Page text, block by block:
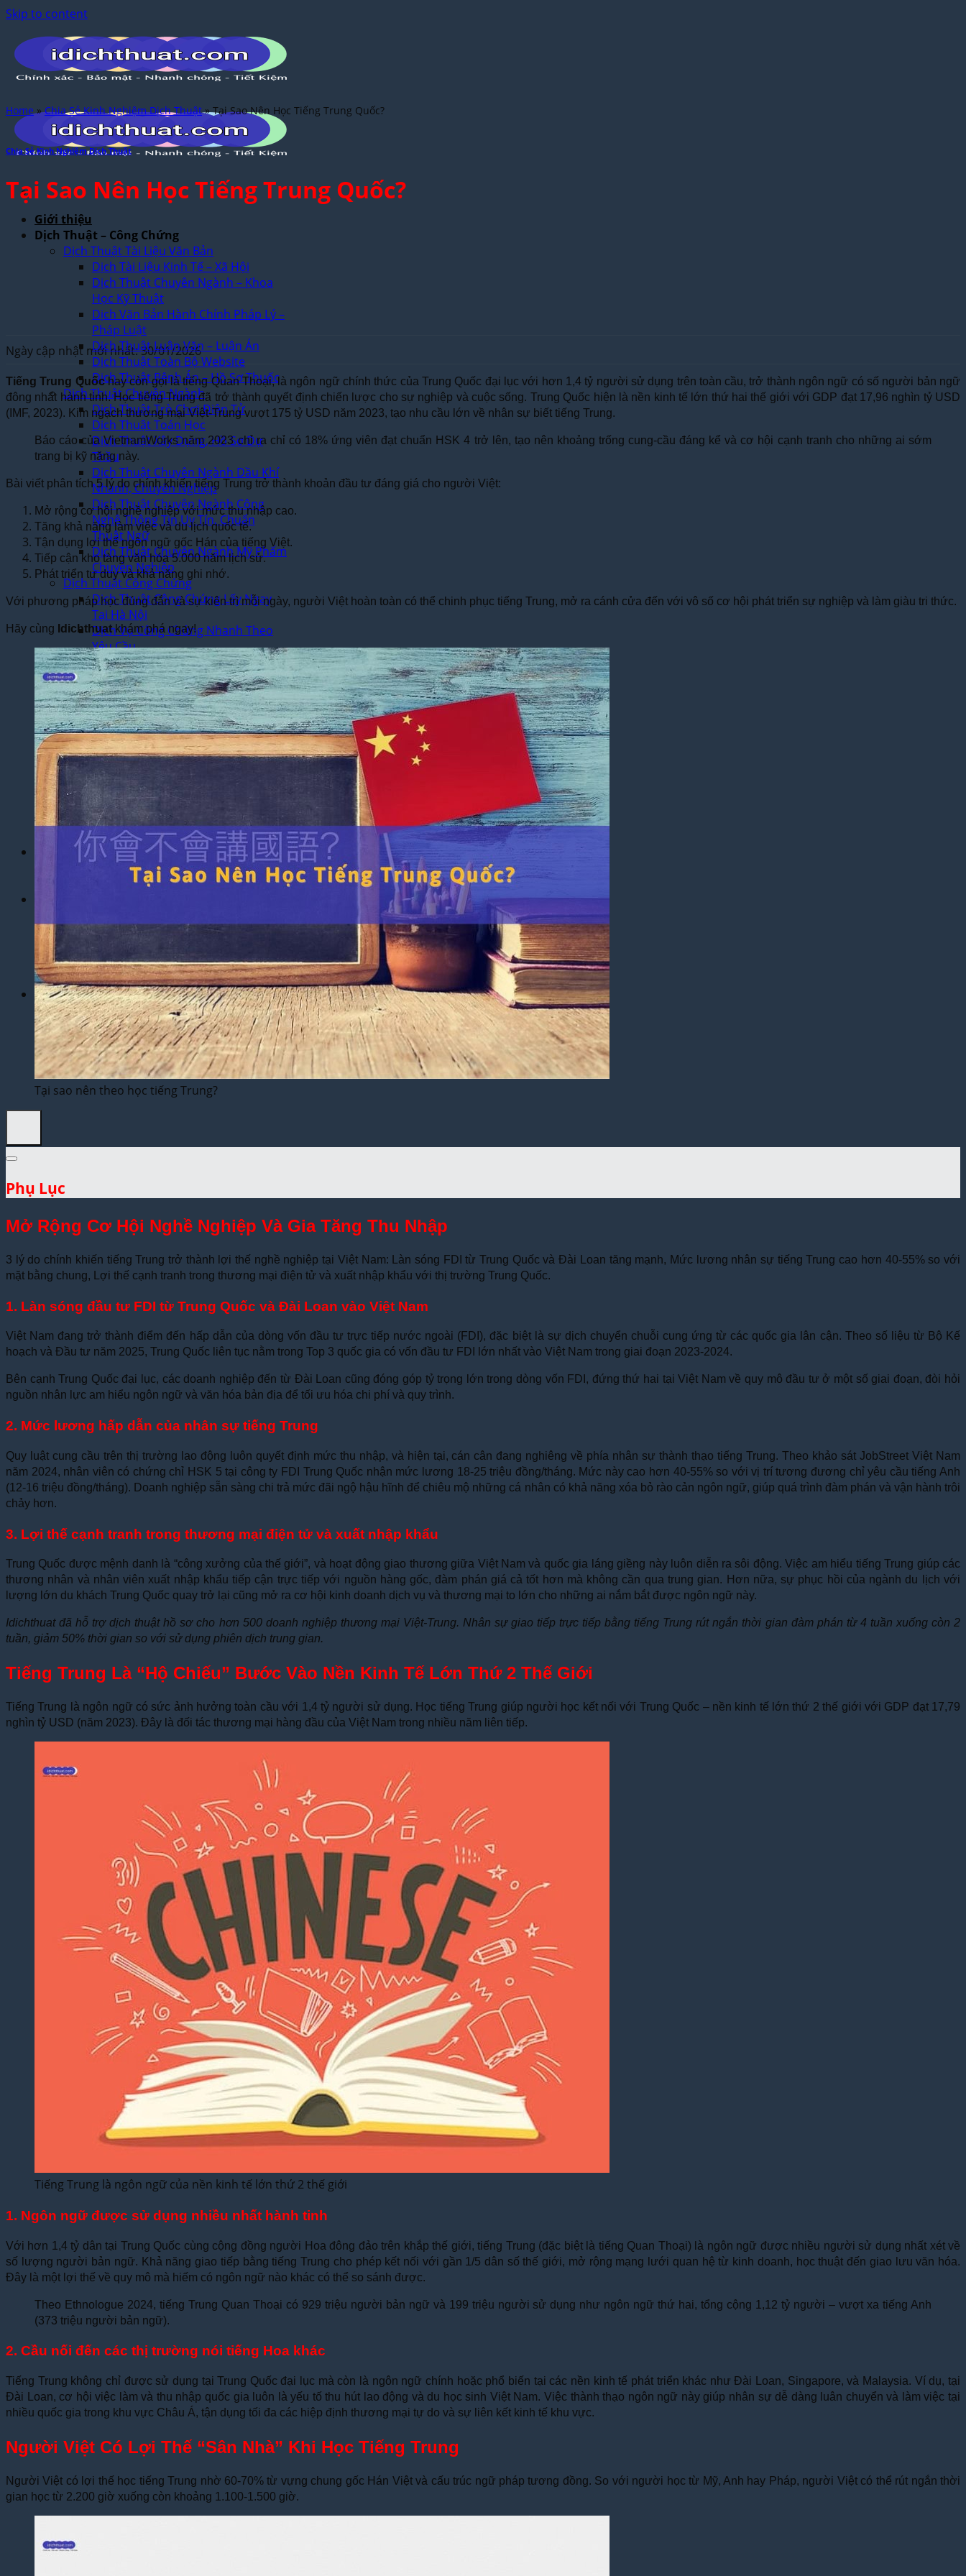
Skip to content
Giới thiệu
Dịch Thuật – Công Chứng
Dịch Thuật Tài Liệu Văn Bản
Dịch Tài Liệu Kinh Tế – Xã Hội
Dịch Thuật Chuyên Ngành – Khoa
Học Kỹ Thuật
Dịch Văn Bản Hành Chính Pháp Lý –
Pháp Luật
Dịch Thuật Luận Văn – Luận Án
Dịch Thuật Toàn Bộ Website
Dịch Thuật Bệnh Án – Hồ Sơ Thuốc
Dịch Thuật Chuyên Ngành
Dịch Thuật Trò Chơi Điện Tử
Dịch Thuật Toán Học
Dịch Thuật Xây Dựng, Hồ Sơ Dự
Thầu
Dịch Thuật Chuyên Ngành Dầu Khí
Nhanh, Chuyên Nghiệp
Dịch Thuật Chuyên Ngành Công
Nghệ Thông Tin Uy Tín, Chuẩn
Thuật Ngữ
Dịch Thuật Chuyên Ngành Mỹ Phẩm
Chuyên Nghiệp
Dịch Thuật Công Chứng
Dịch Thuật Công Chứng Lấy Ngay
Tại Hà Nội
Dịch Vụ Công Chứng Nhanh Theo
Yêu Cầu
Dịch Thuật Báo Cáo Tài Chính
Dịch Thuật Hợp Đồng Nhanh Chóng
Dịch Thuật Bảng Điểm Học Bạ
Dịch Thuật Giấy Khai Sinh, Hộ Khẩu
Dịch Thuật Đa Ngôn Ngữ
Dịch Thuật Tiếng Anh
Dịch Thuật Tiếng Trung Quốc
Dịch Thuật Tiếng Nhật Bản
Dịch Thuật Tiếng Hàn Quốc
Dịch Thuật Tiếng Pháp
Dịch Thuật Tiếng Đức
Dịch Thuật Tiếng Nga
Dịch Vụ
Dịch Thuật Phim – Phụ Đề Video Clip
Dịch Vụ Hợp Pháp Hóa Lãnh Sự
Chia Sẻ Kinh Nghiệm
Góc Tự Học
Mẫu Dịch Thuật
Dịch Thuật Vì Cộng Đồng
Liên Hệ & Thanh toán
Home»Chia Sẻ Kinh Nghiệm Dịch Thuật»Tại Sao Nên Học Tiếng Trung Quốc?
Chia Sẻ Kinh Nghiệm Dịch Thuật
Tại Sao Nên Học Tiếng Trung Quốc?
Ngày cập nhật mới nhất: 30/01/2026
Tiếng Trung Quốchay còn gọi là tiếng Quan Thoại, là ngôn ngữ chính thức của Trung Quốc đại lục với hơn 1,4 tỷ người sử dụng trên toàn cầu, trở thành ngôn ngữ có số người bản ngữ
đông nhất hành tinh. Học tiếng Trung đã trở thành quyết định chiến lược cho sự nghiệp và cuộc sống. Trung Quốc hiện là nền kinh tế lớn thứ hai thế giới với GDP đạt 17,96 nghìn tỷ USD
(IMF, 2023). Kim ngạch thương mại Việt-Trung vượt 175 tỷ USD năm 2023, tạo nhu cầu lớn về nhân sự biết tiếng Trung.
Báo cáo của VietnamWorks năm 2023 chỉ ra chỉ có 18% ứng viên đạt chuẩn HSK 4 trở lên, tạo nên khoảng trống cung-cầu đáng kể và cơ hội cạnh tranh cho những ai sớm
trang bị kỹ năng này.
Bài viết phân tích 5 lý do chính khiến tiếng Trung trở thành khoản đầu tư đáng giá cho người Việt:
Mở rộng cơ hội nghề nghiệp với mức thu nhập cao.
Tăng khả năng làm việc và du lịch quốc tế.
Tận dụng lợi thế ngôn ngữ gốc Hán của tiếng Việt.
Tiếp cận kho tàng văn hóa 5.000 năm lịch sử.
Phát triển tư duy và khả năng ghi nhớ.
Với phương pháp học đúng đắn và sự kiên trì mỗi ngày, người Việt hoàn toàn có thể chinh phục tiếng Trung, mở ra cánh cửa đến với vô số cơ hội phát triển sự nghiệp và làm giàu tri thức.
Hãy cùng Idichthuatkhám phá ngay!
Tại sao nên theo học tiếng Trung?
Phụ Lục
Mở Rộng Cơ Hội Nghề Nghiệp Và Gia Tăng Thu Nhập
3 lý do chính khiến tiếng Trung trở thành lợi thế nghề nghiệp tại Việt Nam: Làn sóng FDI từ Trung Quốc và Đài Loan tăng mạnh, Mức lương nhân sự tiếng Trung cao hơn 40-55% so với
mặt bằng chung, Lợi thế cạnh tranh trong thương mại điện tử và xuất nhập khẩu với thị trường Trung Quốc.
1. Làn sóng đầu tư FDI từ Trung Quốc và Đài Loan vào Việt Nam
Việt Nam đang trở thành điểm đến hấp dẫn của dòng vốn đầu tư trực tiếp nước ngoài (FDI), đặc biệt là sự dịch chuyển chuỗi cung ứng từ các quốc gia lân cận. Theo số liệu từ Bộ Kế
hoạch và Đầu tư năm 2025, Trung Quốc liên tục nằm trong Top 3 quốc gia có vốn đầu tư FDI lớn nhất vào Việt Nam trong giai đoạn 2023-2024.
Bên cạnh Trung Quốc đại lục, các doanh nghiệp đến từ Đài Loan cũng đóng góp tỷ trọng lớn trong dòng vốn FDI, đứng thứ hai tại Việt Nam về quy mô đầu tư ở một số giai đoạn, đòi hỏi
nguồn nhân lực am hiểu ngôn ngữ và văn hóa bản địa để tối ưu hóa chi phí và quy trình.
2. Mức lương hấp dẫn của nhân sự tiếng Trung
Quy luật cung cầu trên thị trường lao động luôn quyết định mức thu nhập, và hiện tại, cán cân đang nghiêng về phía nhân sự thành thạo tiếng Trung. Theo khảo sát JobStreet Việt Nam
năm 2024, nhân viên có chứng chỉ HSK 5 tại công ty FDI Trung Quốc nhận mức lương 18-25 triệu đồng/tháng. Mức này cao hơn 40-55% so với vị trí tương đương chỉ yêu cầu tiếng Anh
(12-16 triệu đồng/tháng). Doanh nghiệp sẵn sàng chi trả mức đãi ngộ hậu hĩnh để chiêu mộ những cá nhân có khả năng xóa bỏ rào cản ngôn ngữ, giúp quá trình đàm phán và vận hành trôi
chảy hơn.
3. Lợi thế cạnh tranh trong thương mại điện tử và xuất nhập khẩu
Trung Quốc được mệnh danh là “công xưởng của thế giới”, và hoạt động giao thương giữa Việt Nam và quốc gia láng giềng này luôn diễn ra sôi động. Việc am hiểu tiếng Trung giúp các
thương nhân và nhân viên xuất nhập khẩu tiếp cận trực tiếp với nguồn hàng gốc, đàm phán giá cả tốt hơn mà không cần qua trung gian. Hơn nữa, sự phục hồi của ngành du lịch với
lượng lớn du khách Trung Quốc quay trở lại cũng mở ra cơ hội kinh doanh dịch vụ và thương mại to lớn cho những ai nắm bắt được ngôn ngữ này.
Idichthuat đã hỗ trợ dịch thuật hồ sơ cho hơn 500 doanh nghiệp thương mại Việt-Trung. Nhân sự giao tiếp trực tiếp bằng tiếng Trung rút ngắn thời gian đàm phán từ 4 tuần xuống còn 2
tuần, giảm 50% thời gian so với sử dụng phiên dịch trung gian.
Tiếng Trung Là “Hộ Chiếu” Bước Vào Nền Kinh Tế Lớn Thứ 2 Thế Giới
Tiếng Trung là ngôn ngữ có sức ảnh hưởng toàn cầu với 1,4 tỷ người sử dụng. Học tiếng Trung giúp người học kết nối với Trung Quốc – nền kinh tế lớn thứ 2 thế giới với GDP đạt 17,79
nghìn tỷ USD (năm 2023). Đây là đối tác thương mại hàng đầu của Việt Nam trong nhiều năm liên tiếp.
Tiếng Trung là ngôn ngữ của nền kinh tế lớn thứ 2 thế giới
1. Ngôn ngữ được sử dụng nhiều nhất hành tinh
Với hơn 1,4 tỷ dân tại Trung Quốc cùng cộng đồng người Hoa đông đảo trên khắp thế giới, tiếng Trung (đặc biệt là tiếng Quan Thoại) là ngôn ngữ được nhiều người sử dụng nhất xét về
số lượng người bản ngữ. Khả năng giao tiếp bằng tiếng Trung cho phép kết nối với gần 1/5 dân số thế giới, mở rộng mạng lưới quan hệ từ kinh doanh, học thuật đến giao lưu văn hóa.
Đây là một lợi thế về quy mô mà hiếm có ngôn ngữ nào khác có thể so sánh được.
Theo Ethnologue 2024, tiếng Trung Quan Thoại có 929 triệu người bản ngữ và 199 triệu người sử dụng như ngôn ngữ thứ hai, tổng cộng 1,12 tỷ người – vượt xa tiếng Anh
(373 triệu người bản ngữ).
2. Cầu nối đến các thị trường nói tiếng Hoa khác
Tiếng Trung không chỉ được sử dụng tại Trung Quốc đại lục mà còn là ngôn ngữ chính hoặc phổ biến tại các nền kinh tế phát triển khác như Đài Loan, Singapore, và Malaysia. Ví dụ, tại
Đài Loan, cơ hội việc làm và thu nhập quốc gia luôn là yếu tố thu hút lao động và du học sinh Việt Nam. Việc thành thạo ngôn ngữ này giúp nhân sự dễ dàng luân chuyển và làm việc tại
nhiều quốc gia trong khu vực Châu Á, tận dụng tối đa các hiệp định thương mại tự do và sự liên kết kinh tế khu vực.
Người Việt Có Lợi Thế “Sân Nhà” Khi Học Tiếng Trung
Người Việt có lợi thế học tiếng Trung nhờ 60-70% từ vựng chung gốc Hán Việt và cấu trúc ngữ pháp tương đồng. So với người học từ Mỹ, Anh hay Pháp, người Việt có thể rút ngắn thời
gian học từ 2.200 giờ xuống còn khoảng 1.100-1.500 giờ.